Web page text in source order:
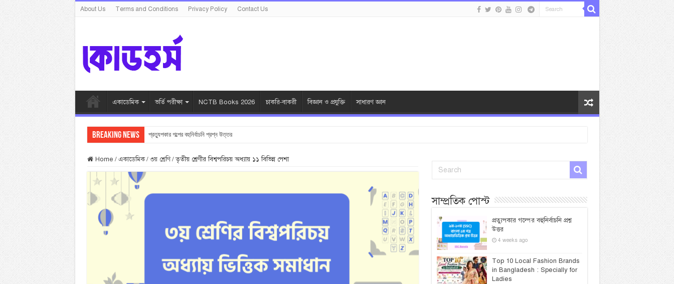
About Us Terms and Conditions Privacy Policy Contact Us
একাডেমিক ভর্তি পরীক্ষা NCTB Books 2026 চাকরি-বাকরী বিজ্ঞান ও প্রযুক্তি সাধারণ জ্ঞান
Breaking News প্রত্যুপকার গল্পের বহুনির্বাচনি প্রশ্ন উত্তর
Home / একাডেমিক / ৩য় শ্রেণি /তৃতীয় শ্রেণীর বিশ্বপরিচয় অধ্যায় ১১ বিভিন্ন পেশা
সাম্প্রতিক পোস্ট
প্রত্যুপকার গল্পের বহুনির্বাচনি প্রশ্ন
উত্তর
4 weeks ago
Top 10 Local Fashion Brands
in Bangladesh : Specially for
Ladies